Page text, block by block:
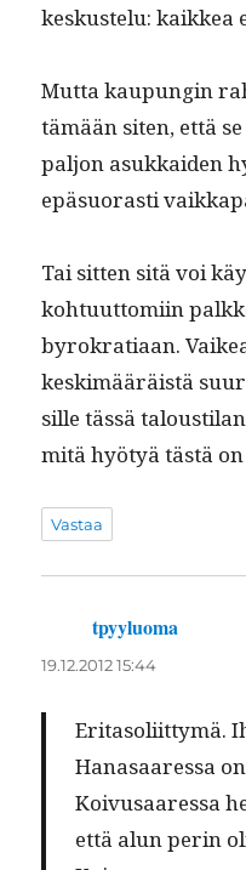
keskustelu: kaikkea
Mut­ta kaupun­gin
tämään siten, että
paljon asukkaiden
epä­suo­rasti
Tai sit­ten sitä voi
kohtu­ut­tomi­in
byrokra­ti­aan.
keskimääräistä
sille tässä
mitä hyö­tyä tästä
Vastaa
tpyyluoma
19.12.2012 15:44
Eri­ta­soli­it­tymä.
Hanasaa­res­sa
Koivusaa­res­sa
että alun perin